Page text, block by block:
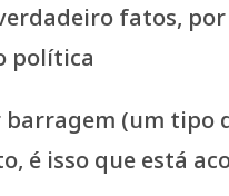
fatos,
política
(um tipo
é isso que está